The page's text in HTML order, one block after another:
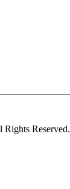
Reserved.